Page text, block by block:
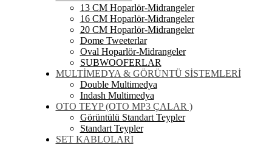
13 CM Hoparlör-Midrangeler
16 CM Hoparlör-Midrangeler
20 CM Hoparlör-Midrangeler
Dome Tweeterlar
Oval Hoparlör-Midrangeler
SUBWOOFERLAR
MULTİMEDYA & GÖRÜNTÜ SİSTEMLERİ
Double Multimedya
Indash Multimedya
OTO TEYP (OTO MP3 ÇALAR )
Görüntülü Standart Teypler
Standart Teypler
SET KABLOLARI